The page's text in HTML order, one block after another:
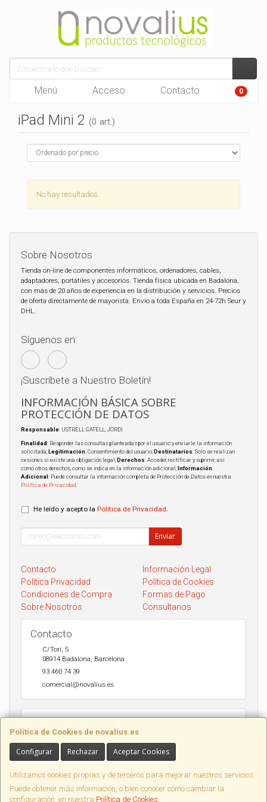
Menú Acceso Contacto 0
iPad Mini 2 (0 art.)
No hay resultados.
Política de Cookies de novalius.es
Configurar Rechazar Aceptar Cookies
Utilizamos cookies propias y de terceros para mejorar nuestros servicios.
Puede obtener más información, o bien conocer cómo cambiar la
configuración, en nuestra Política de Cookies.
Sobre Nosotros
Tienda on-line de componentes informáticos, ordenadores, cables,
adaptadores, portátiles y accesorios. Tienda física ubicada en Badalona,
con más de 20 años de experiencia en la distribución y servicios. Precios
de oferta directamente de mayorista. Envio a toda España en 24-72h Seur y
DHL.
Síguenos en:
¡Suscríbete a Nuestro Boletín!
INFORMACIÓN BÁSICA SOBRE
PROTECCIÓN DE DATOS
Responsable: USTRELL GATELL, JORDI
Finalidad: Responder las consultas planteadas por el usuario y enviarle la información
solicitada;Legitimación: Consentimiento del usuario;Destinatarios: Solo se realizan
cesiones si existe una obligación legal;Derechos: Acceder, rectificar y suprimir, así
como otros derechos, como se indica en la información adicional;Información
Adicional: Puede consultar la información completa de Protección de Datos en nuestra
Política de Privacidad
He leído y acepto la Política de Privacidad.
Enviar
Contacto
Información Legal
Política Privacidad
Política de Cookies
Condiciones de Compra
Formas de Pago
Sobre Nosotros
Consultanos
Contacto
C/Torí, 5
08914 Badalona, Barcelona
93 460 74 39
comercial@novalius.es
20h. Sábados de 10h a 14h. Envio a toda España en 24-72h Seur y
DHL.